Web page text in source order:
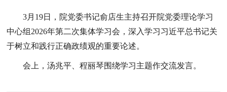
3月 19日， 院党委书记俞店生主持召开院党委理论学习
中心组 2026年第二次集体学习会，深入学习习近平总书记关
于树立和践行正确政绩观的重要论述。
会上， 汤兆平 程丽琴围绕学习主题作交流发言。